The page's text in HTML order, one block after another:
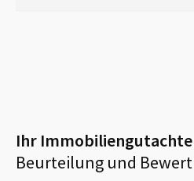
Ihr
Beurteilung und